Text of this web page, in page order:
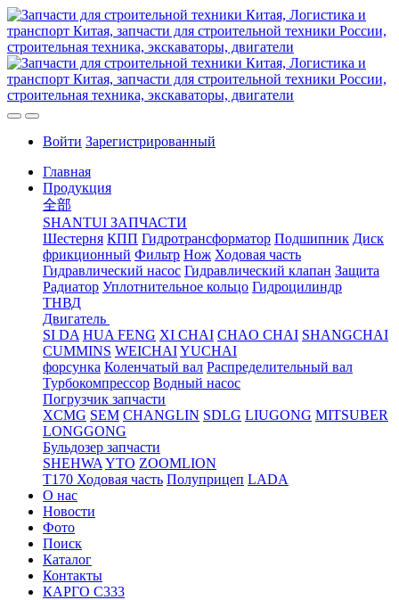
Войти Зарегистрированный
Главная
Продукция
全部
SHANTUI ЗАПЧАСТИ
Шестерня КПП Гидротрансформатор Подшипник Диск
фрикционный Фильтр Нож Ходовая часть
Гидравлический насос Гидравлический клапан Защита
Радиатор Уплотнительное кольцо Гидроцилиндр
ТНВД
Двигатель
SI DA HUA FENG XI CHAI CHAO CHAI SHANGCHAI
CUMMINS WEICHAIYUCHAI
форсунка Коленчатый вал Распределительный вал
Турбокомпрессор Водный насос
Погрузчик запчасти
XCMG SEM CHANGLIN SDLG LIUGONG MITSUBER
LONGGONG
Бульдозер запчасти
SHEHWA YTO ZOOMLION
T170 Ходовая часть Полуприцеп LADA
О нас
Новости
Фото
Поиск
Каталог
Контакты
КАРГО С333